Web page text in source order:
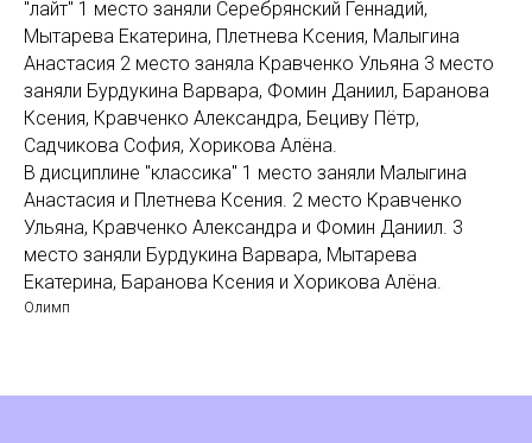
"лайт" 1 место заняли Серебрянский Геннадий,
Мытарева Екатерина, Плетнева Ксения, Малыгина
Анастасия 2 место заняла Кравченко Ульяна 3 место
заняли Бурдукина Варвара, Фомин Даниил, Баранова
Ксения, Кравченко Александра, Бециву Пётр,
Садчикова София, Хорикова Алёна.
В дисциплине "классика" 1 место заняли Малыгина
Анастасия и Плетнева Ксения. 2 место Кравченко
Ульяна, Кравченко Александра и Фомин Даниил. 3
место заняли Бурдукина Варвара, Мытарева
Екатерина, Баранова Ксения и Хорикова Алёна.
Олимп